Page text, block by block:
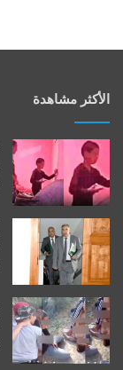
الأكثر مشاهدة